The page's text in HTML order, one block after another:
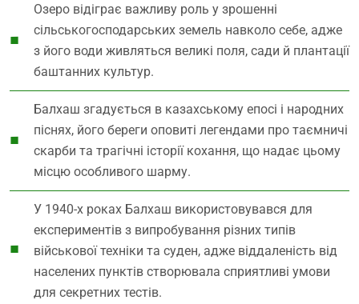
Озеро відіграє важливу роль у зрошенні
сільськогосподарських земель навколо себе, адже
з його води живляться великі поля, сади й плантації
баштанних культур.
Балхаш згадується в казахському епосі і народних
піснях, його береги оповиті легендами про таємничі
скарби та трагічні історії кохання, що надає цьому
місцю особливого шарму.
У 1940-х роках Балхаш використовувався для
експериментів з випробування різних типів
військової техніки та суден, адже віддаленість від
населених пунктів створювала сприятливі умови
для секретних тестів.